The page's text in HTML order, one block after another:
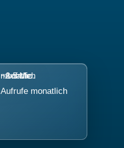
Aufrufe monatlich